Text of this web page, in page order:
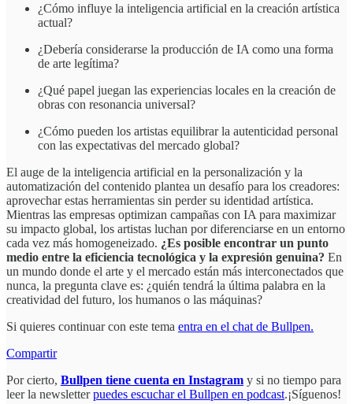
¿Cómo influye la inteligencia artificial en la creación artística
actual?
¿Debería considerarse la producción de IA como una forma
de arte legítima?
¿Qué papel juegan las experiencias locales en la creación de
obras con resonancia universal?
¿Cómo pueden los artistas equilibrar la autenticidad personal
con las expectativas del mercado global?
El auge de la inteligencia artificial en la personalización y la
automatización del contenido plantea un desafío para los creadores:
aprovechar estas herramientas sin perder su identidad artística.
Mientras las empresas optimizan campañas con IA para maximizar
su impacto global, los artistas luchan por diferenciarse en un entorno
cada vez más homogeneizado. ¿Es posible encontrar un punto
medio entre la eficiencia tecnológica y la expresión genuina? En
un mundo donde el arte y el mercado están más interconectados que
nunca, la pregunta clave es: ¿quién tendrá la última palabra en la
creatividad del futuro, los humanos o las máquinas?
Si quieres continuar con este tema entra en el chat de Bullpen.
Compartir
Por cierto, Bullpen tiene cuenta en Instagram y si no tiempo para
leer la newsletterpuedes escuchar el Bullpen en podcast.¡Síguenos!